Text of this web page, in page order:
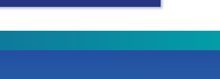
внимания и обсуждения в